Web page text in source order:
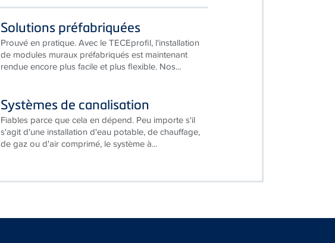
Solutions préfabriquées
Prouvé en pratique. Avec le TECEprofil, l'installation
de modules muraux préfabriqués est maintenant
rendue encore plus facile et plus flexible. Nos...
Fiables parce que cela en dépend. Peu importe s'il
s'agit d'une installation d'eau potable, de chauffage,
de gaz ou d'air comprimé, le système à...